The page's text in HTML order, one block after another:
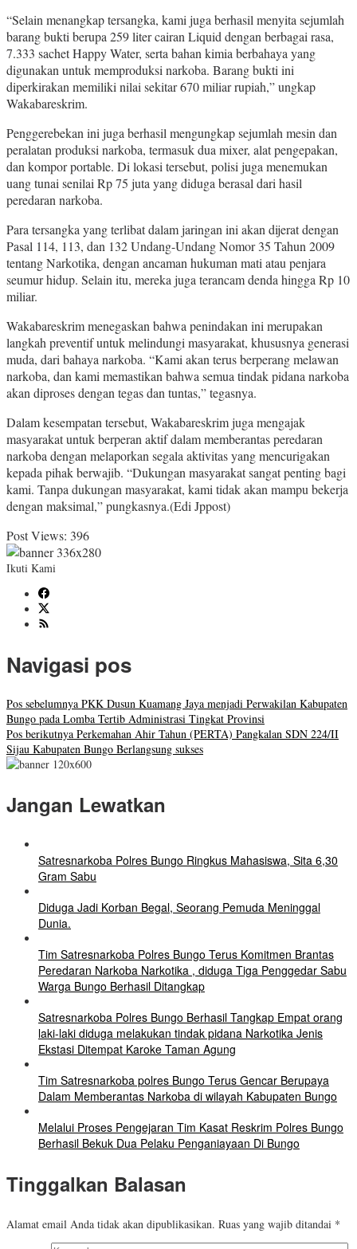
“Selain menangkap tersangka, kami juga berhasil menyita sejumlah
barang bukti berupa 259 liter cairan Liquid dengan berbagai rasa,
7.333 sachet Happy Water, serta bahan kimia berbahaya yang
digunakan untuk memproduksi narkoba. Barang bukti ini
diperkirakan memiliki nilai sekitar 670 miliar rupiah,” ungkap
Wakabareskrim.
Penggerebekan ini juga berhasil mengungkap sejumlah mesin dan
peralatan produksi narkoba, termasuk dua mixer, alat pengepakan,
dan kompor portable. Di lokasi tersebut, polisi juga menemukan
uang tunai senilai Rp 75 juta yang diduga berasal dari hasil
peredaran narkoba.
Para tersangka yang terlibat dalam jaringan ini akan dijerat dengan
Pasal 114, 113, dan 132 Undang-Undang Nomor 35 Tahun 2009
tentang Narkotika, dengan ancaman hukuman mati atau penjara
seumur hidup. Selain itu, mereka juga terancam denda hingga Rp 10
miliar.
Wakabareskrim menegaskan bahwa penindakan ini merupakan
langkah preventif untuk melindungi masyarakat, khususnya generasi
muda, dari bahaya narkoba. “Kami akan terus berperang melawan
narkoba, dan kami memastikan bahwa semua tindak pidana narkoba
akan diproses dengan tegas dan tuntas,” tegasnya.
Dalam kesempatan tersebut, Wakabareskrim juga mengajak
masyarakat untuk berperan aktif dalam memberantas peredaran
narkoba dengan melaporkan segala aktivitas yang mencurigakan
kepada pihak berwajib. “Dukungan masyarakat sangat penting bagi
kami. Tanpa dukungan masyarakat, kami tidak akan mampu bekerja
dengan maksimal,” pungkasnya.(Edi Jppost)
Post Views: 396
Ikuti Kami
Navigasi pos
Pos sebelumnya PKK Dusun Kuamang Jaya menjadi Perwakilan Kabupaten
Bungo pada Lomba Tertib Administrasi Tingkat Provinsi
Pos berikutnya Perkemahan Ahir Tahun (PERTA) Pangkalan SDN 224/II
Sijau Kabupaten Bungo Berlangsung sukses
Jangan Lewatkan
Satresnarkoba Polres Bungo Ringkus Mahasiswa, Sita 6,30
Gram Sabu
Diduga Jadi Korban Begal, Seorang Pemuda Meninggal
Dunia.
Tim Satresnarkoba Polres Bungo Terus Komitmen Brantas
Peredaran Narkoba Narkotika , diduga Tiga Penggedar Sabu
Warga Bungo Berhasil Ditangkap
Satresnarkoba Polres Bungo Berhasil Tangkap Empat orang
laki-laki diduga melakukan tindak pidana Narkotika Jenis
Ekstasi Ditempat Karoke Taman Agung
Tim Satresnarkoba polres Bungo Terus Gencar Berupaya
Dalam Memberantas Narkoba di wilayah Kabupaten Bungo
Melalui Proses Pengejaran Tim Kasat Reskrim Polres Bungo
Berhasil Bekuk Dua Pelaku Penganiayaan Di Bungo
Tinggalkan Balasan
Alamat email Anda tidak akan dipublikasikan. Ruas yang wajib ditandai *